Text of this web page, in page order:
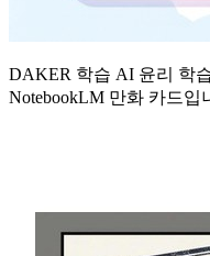
DAKER 학습 AI 윤리 학
NotebookLM 만화 카드입